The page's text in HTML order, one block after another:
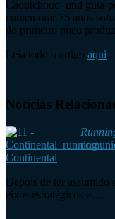
Caoutchouc- und guta-
comemorar 75 anos
do primeiro pneu
Leia todo o artigo aqui.
Notícias
Continental
Depois de ter
eixos estratégicos e…